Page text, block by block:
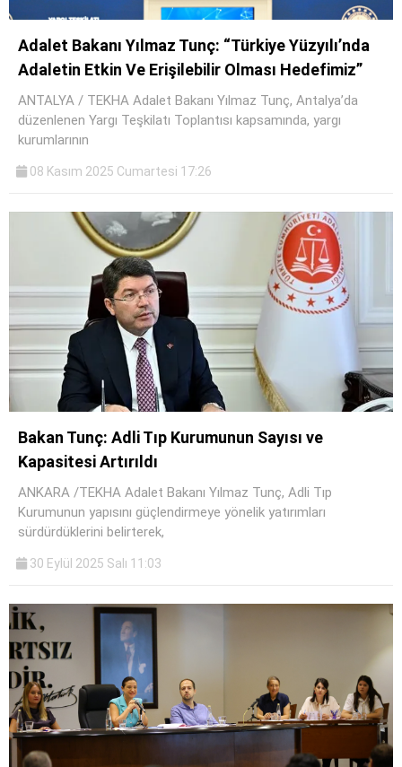
Adalet Bakanı Yılmaz Tunç: “Türkiye Yüzyılı’nda
Adaletin Etkin Ve Erişilebilir Olması Hedefimiz”
ANTALYA / TEKHA Adalet Bakanı Yılmaz Tunç, Antalya’da
düzenlenen Yargı Teşkilatı Toplantısı kapsamında, yargı
kurumlarının
08 Kasım 2025 Cumartesi 17:26
Bakan Tunç: Adli Tıp Kurumunun Sayısı ve
Kapasitesi Artırıldı
ANKARA /TEKHA Adalet Bakanı Yılmaz Tunç, Adli Tıp
Kurumunun yapısını güçlendirmeye yönelik yatırımları
sürdürdüklerini belirterek,
30 Eylül 2025 Salı 11:03